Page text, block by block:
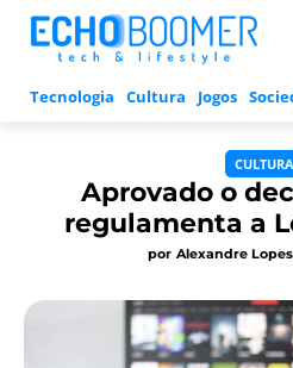
Tecnologia Cultura Jogos
CULTURA
Aprovado o
regulamenta a
por Alexandre Lopes